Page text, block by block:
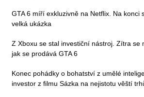
GTA 6 míří exkluzivně na Netflix. Na konci
velká ukázka
Z Xboxu se stal investiční nástroj. Zítra se
jak se prodává GTA 6
Konec pohádky o bohatství z umělé
investor z filmu Sázka na nejistotu věští